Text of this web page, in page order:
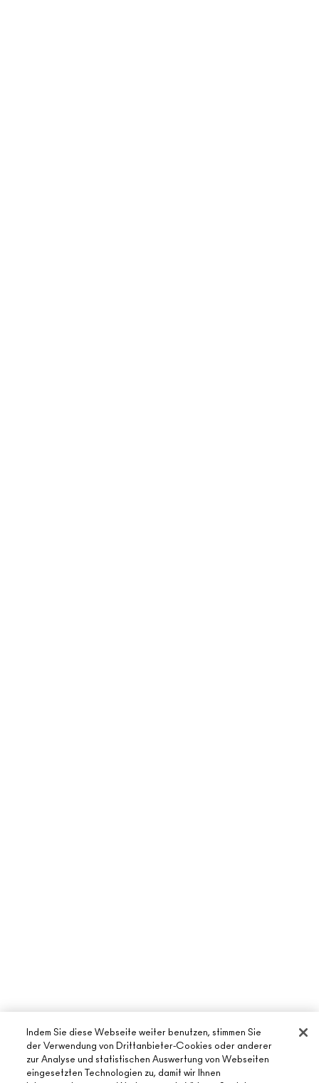
Indem Sie diese Webseite weiter benutzen, stimmen Sie
der Verwendung von Drittanbieter-Cookies oder anderer
zur Analyse und statistischen Auswertung von Webseiten
eingesetzten Technologien zu, damit wir Ihnen